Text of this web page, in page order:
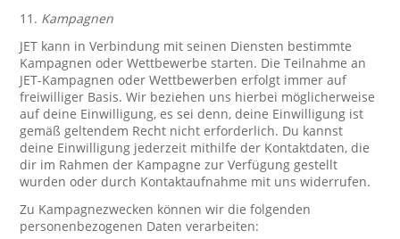
11. Kampagnen
JET kann in Verbindung mit seinen Diensten bestimmte
Kampagnen oder Wettbewerbe starten. Die Teilnahme an
JET-Kampagnen oder Wettbewerben erfolgt immer auf
freiwilliger Basis. Wir beziehen uns hierbei möglicherweise
auf deine Einwilligung, es sei denn, deine Einwilligung ist
gemäß geltendem Recht nicht erforderlich. Du kannst
deine Einwilligung jederzeit mithilfe der Kontaktdaten, die
dir im Rahmen der Kampagne zur Verfügung gestellt
wurden oder durch Kontaktaufnahme mit uns widerrufen.
Zu Kampagnezwecken können wir die folgenden
personenbezogenen Daten verarbeiten: